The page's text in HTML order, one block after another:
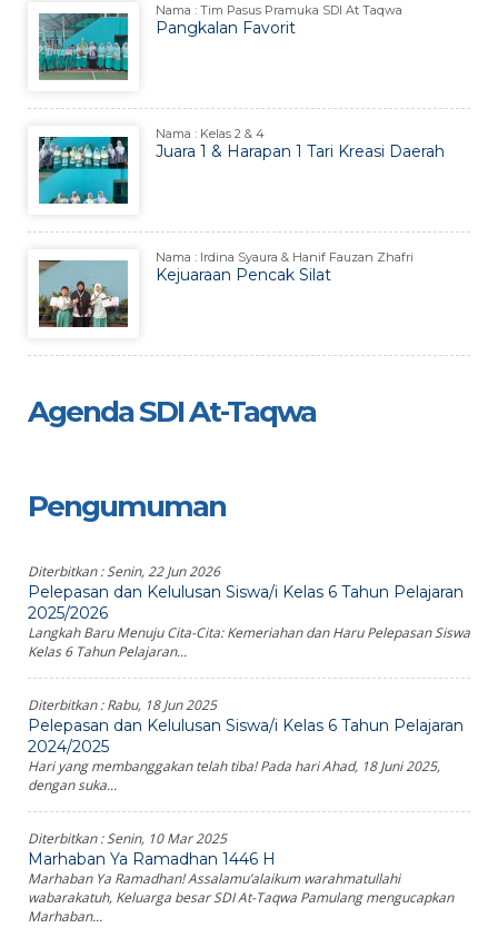
Nama : Tim Pasus Pramuka SDI At Taqwa
Pangkalan Favorit
Nama : Kelas 2 & 4
Juara 1 & Harapan 1 Tari Kreasi Daerah
Nama : Irdina Syaura & Hanif Fauzan Zhafri
Kejuaraan Pencak Silat
Agenda SDI At-Taqwa
Pengumuman
Diterbitkan :Senin, 22 Jun 2026
Pelepasan dan Kelulusan Siswa/i Kelas 6 Tahun Pelajaran
2025/2026
Langkah Baru Menuju Cita-Cita: Kemeriahan dan Haru Pelepasan Siswa
Kelas 6 Tahun Pelajaran...
Diterbitkan :Rabu, 18 Jun 2025
Pelepasan dan Kelulusan Siswa/i Kelas 6 Tahun Pelajaran
2024/2025
Hari yang membanggakan telah tiba! Pada hari Ahad, 18 Juni 2025,
dengan suka...
Diterbitkan :Senin, 10 Mar 2025
Marhaban Ya Ramadhan 1446 H
Marhaban Ya Ramadhan! Assalamu’alaikum warahmatullahi
wabarakatuh, Keluarga besar SDI At-Taqwa Pamulang mengucapkan
Marhaban...